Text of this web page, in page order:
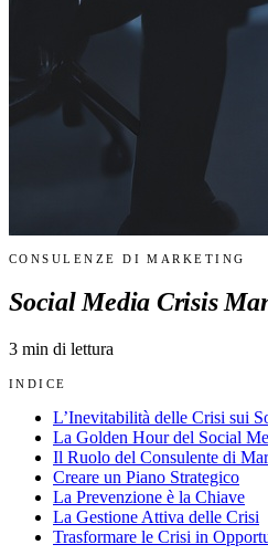
CONSULENZE DI MARKETING
Social Media Crisis
3 min di lettura
INDICE
L’Inevitabilità delle Crisi sui
La Golden Hour del Social
Il Ruolo del Consulente di
Creare un Piano Strategico
La Prevenzione è la Chiave
La Gestione Attiva delle Crisi
Trasformare le Crisi in